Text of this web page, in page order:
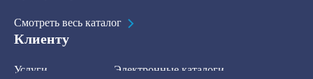
Смотреть весь каталог
Клиенту
Услуги
Электронные каталоги